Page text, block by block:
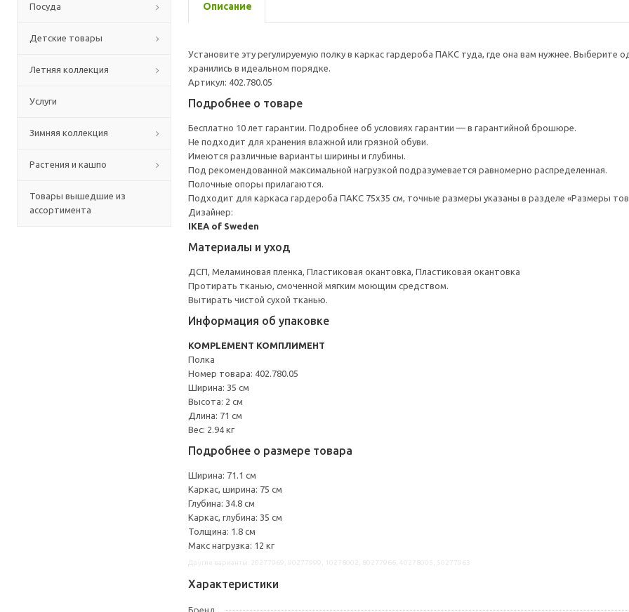
Посуда
Детские товары
Летняя коллекция
Услуги
Зимняя коллекция
Растения и кашпо
Товары вышедшие из
ассортимента
Описание
Установите эту регулируемую полку в каркас гардероба ПАКС туда, где она вам нужнее.
хранились в идеальном порядке.
Артикул: 402.780.05
Подробнее о товаре
Бесплатно 10 лет гарантии. Подробнее об условиях гарантии — в гарантийной брошюре.
Не подходит для хранения влажной или грязной обуви.
Имеются различные варианты ширины и глубины.
Под рекомендованной максимальной нагрузкой подразумевается равномерно распределенная.
Полочные опоры прилагаются.
Подходит для каркаса гардероба ПАКС 75x35 см, точные размеры указаны в разделе «Размеры
Дизайнер:
IKEA of Sweden
Материалы и уход
ДСП, Меламиновая пленка, Пластиковая окантовка, Пластиковая окантовка
Протирать тканью, смоченной мягким моющим средством.
Вытирать чистой сухой тканью.
Информация об упаковке
KOMPLEMENT КОМПЛИМЕНТ
Полка
Номер товара: 402.780.05
Ширина: 35 см
Высота: 2 см
Длина: 71 см
Вес: 2.94 кг
Подробнее о размере товара
Ширина: 71.1 см
Каркас, ширина: 75 см
Глубина: 34.8 см
Каркас, глубина: 35 см
Толщина: 1.8 см
Макс нагрузка: 12 кг
Характеристики
Бренд